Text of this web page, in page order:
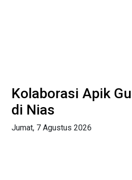
Kolaborasi Apik
di Nias
Jumat, 7 Agustus 2026